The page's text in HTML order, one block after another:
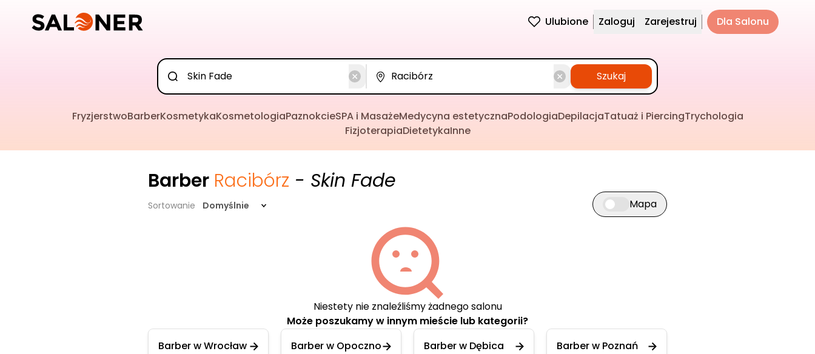
Ulubione Zaloguj Zarejestruj Dla Salonu
Szukaj
FryzjerstwoBarberKosmetykaKosmetologiaPaznokcieSPA i MasażeMedycyna estetycznaPodologiaDepilacjaTatuaż i PiercingTrychologia
FizjoterapiaDietetykaInne
Barber Racibórz - Skin Fade
Sortowanie Domyślnie Przełącz widok mapy
Mapa
Niestety nie znaleźliśmy żadnego salonu
Może poszukamy w innym mieście lub kategorii?
Barber w Wrocław
Barber w Opoczno Barber w Dębica Barber w Poznań